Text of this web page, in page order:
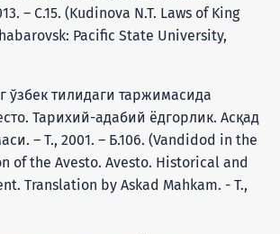
– С.15. (Kudinova N.T. Laws of King
Pacific State University,
ўзбек тилидаги таржимасида
Тарихий-адабий ёдгорлик. Асқад
– Т., 2001. – Б.106. (Vandidod in the
of the Avesto. Avesto. Historical and
Translation by Askad Mahkam. - T.,